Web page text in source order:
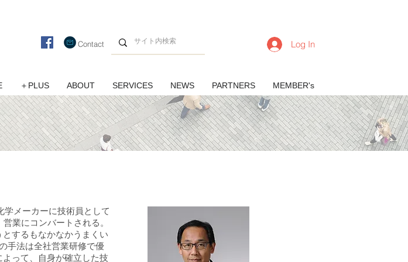
Contact Log In
＋PLUS ABOUT SERVICES NEWS PARTNERS MEMBER's
メーカーに技術員として
業にコンバートされる。
するもなかなかうまくい
手法は全社営業研修で優
って、自身が確立した技